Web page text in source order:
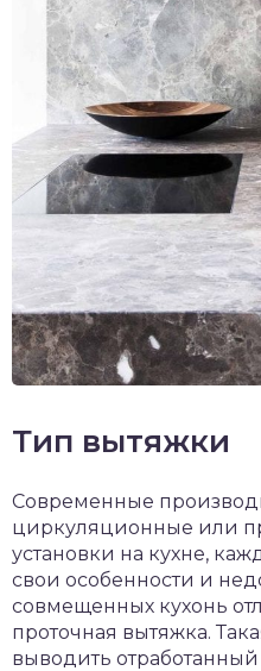
Тип вытяжки
Современные
циркуляционные или
установки на кухне,
свои особенности и
совмещенных кухонь
проточная вытяжка.
выводить